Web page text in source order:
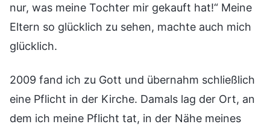
nur, was meine Tochter mir gekauft hat!“ Meine
Eltern so glücklich zu sehen, machte auch mich
glücklich.
2009 fand ich zu Gott und übernahm schließlich
eine Pflicht in der Kirche. Damals lag der Ort, an
dem ich meine Pflicht tat, in der Nähe meines